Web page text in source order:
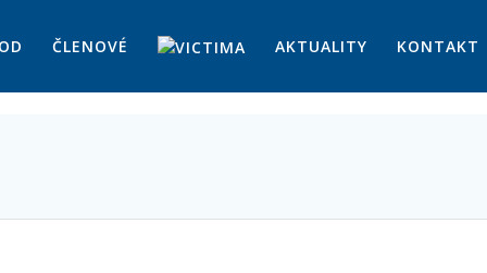
ČLENOVÉ AKTUALITY KONTAKT
zpráva